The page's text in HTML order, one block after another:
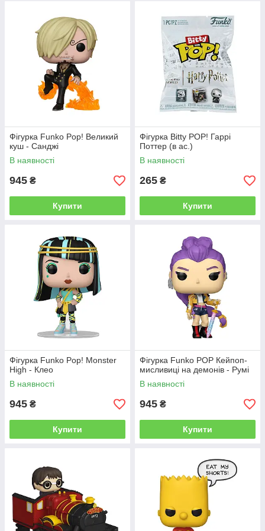
Фігурка Funko Pop! Великий
куш - Санджі
В наявності
945 ₴
Купити
Фігурка Bitty POP! Гаррі
Поттер (в ас.)
В наявності
265 ₴
Купити
Фігурка Funko Pop! Monster
High - Клео
В наявності
945 ₴
Купити
Фігурка Funko POP Кейпоп-
мисливиці на демонів - Румі
В наявності
945 ₴
Купити